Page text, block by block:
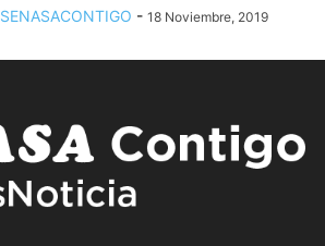
SENASACONTIGO - 18 Noviembre, 2019